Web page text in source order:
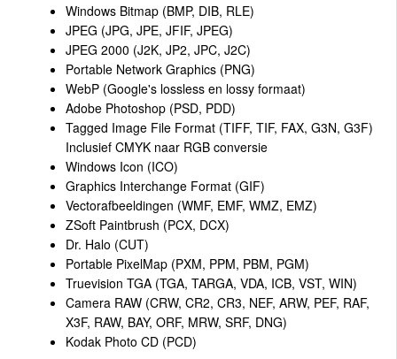
Windows Bitmap (BMP, DIB, RLE)
JPEG (JPG, JPE, JFIF, JPEG)
JPEG 2000 (J2K, JP2, JPC, J2C)
Portable Network Graphics (PNG)
WebP (Google's lossless en lossy formaat)
Adobe Photoshop (PSD, PDD)
Tagged Image File Format (TIFF, TIF, FAX, G3N, G3F)
Inclusief CMYK naar RGB conversie
Windows Icon (ICO)
Graphics Interchange Format (GIF)
Vectorafbeeldingen (WMF, EMF, WMZ, EMZ)
ZSoft Paintbrush (PCX, DCX)
Dr. Halo (CUT)
Portable PixelMap (PXM, PPM, PBM, PGM)
Truevision TGA (TGA, TARGA, VDA, ICB, VST, WIN)
Camera RAW (CRW, CR2, CR3, NEF, ARW, PEF, RAF,
X3F, RAW, BAY, ORF, MRW, SRF, DNG)
Kodak Photo CD (PCD)